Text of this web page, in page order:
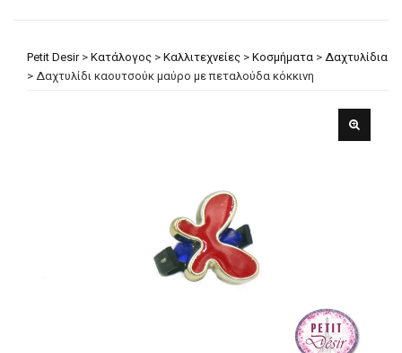
Petit Desir> Κατάλογος > Καλλιτεχνείες > Κοσμήματα > Δαχτυλίδια
> Δαχτυλίδι καουτσούκ μαύρο με πεταλούδα κόκκινη